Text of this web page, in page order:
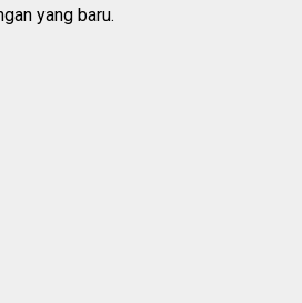
yang baru.